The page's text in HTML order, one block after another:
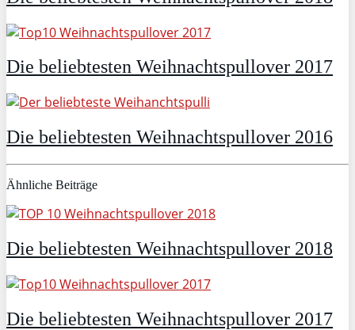
Die beliebtesten Weihnachtspullover 2017
Die beliebtesten Weihnachtspullover 2016
Ähnliche Beiträge
Die beliebtesten Weihnachtspullover 2018
Die beliebtesten Weihnachtspullover 2017